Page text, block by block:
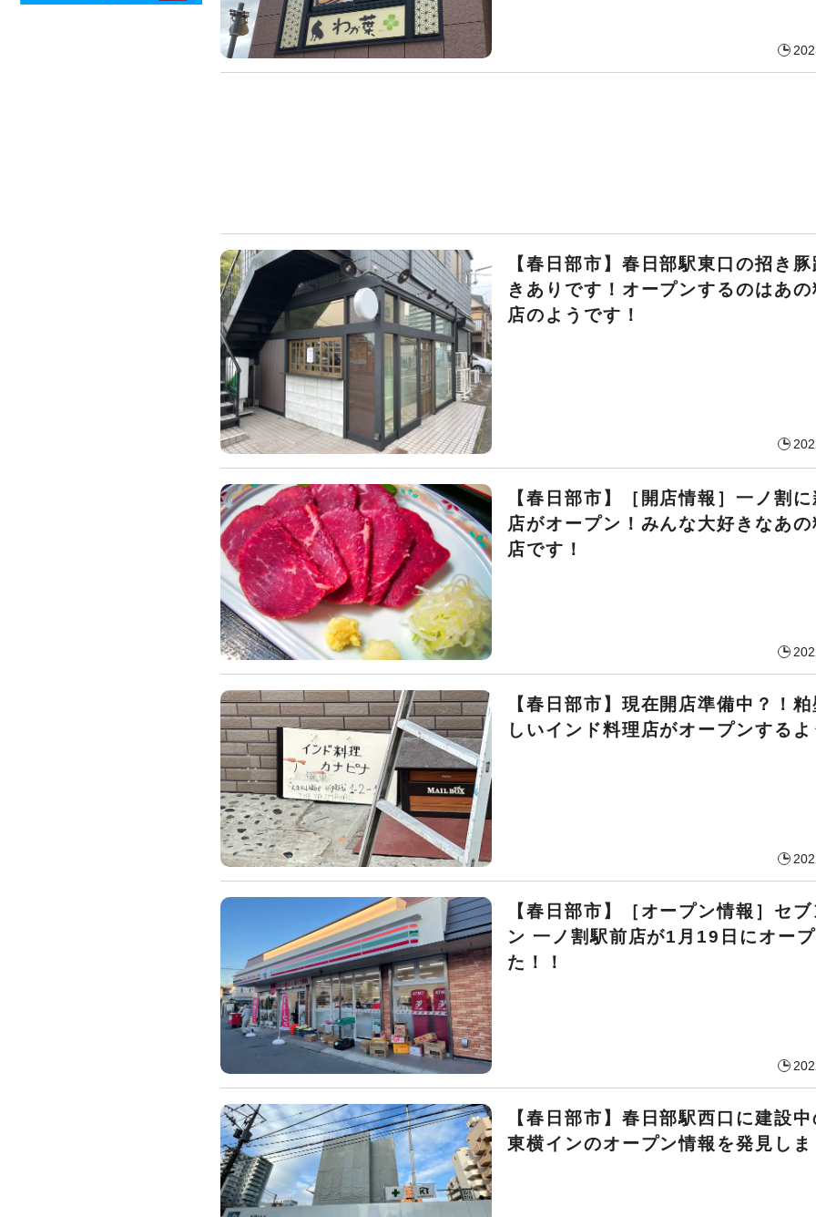
【春日部市】春日部駅東口の招き
きありです！オープンするのはあ
店のようです！
【春日部市】［開店情報］一ノ割
店がオープン！みんな大好きなあ
店です！
【春日部市】現在開店準備中？！
しいインド料理店がオープンする
【春日部市】［オープン情報］セ
ン 一ノ割駅前店が1月19日にオー
た！！
【春日部市】春日部駅西口に建設
東横インのオープン情報を発見し